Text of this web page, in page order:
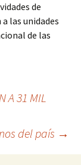
de
las unidades
de las
A 31 MIL
del país →